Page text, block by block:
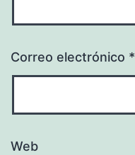
Correo electrónico *
Web